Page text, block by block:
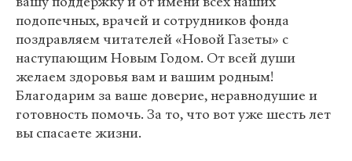
подопечных, врачей и сотрудников фонда
поздравляем читателей «Новой Газеты» с
наступающим Новым Годом. От всей души
желаем здоровья вам и вашим родным!
Благодарим за ваше доверие, неравнодушие и
готовность помочь. За то, что вот уже шесть лет
вы спасаете жизни.